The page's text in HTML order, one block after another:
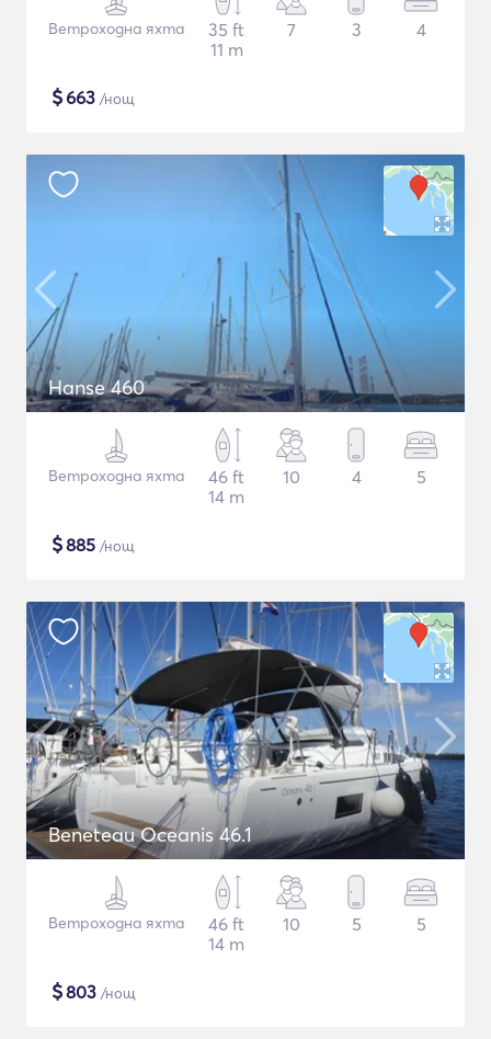
Ветроходна яхта
35 ft
11 m
7 3 4
$663 /нощ
Hanse 460
Ветроходна яхта
46 ft
14 m
10 4 5
$885 /нощ
Beneteau Oceanis 46.1
Ветроходна яхта
46 ft
14 m
10 5 5
$803 /нощ